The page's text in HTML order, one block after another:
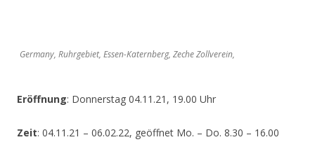
Germany, Ruhrgebiet, Essen-Katernberg, Zeche Zollverein,
Eröffnung: Donnerstag 04.11.21, 19.00 Uhr
Zeit: 04.11.21 – 06.02.22, geöffnet Mo. – Do. 8.30 – 16.00